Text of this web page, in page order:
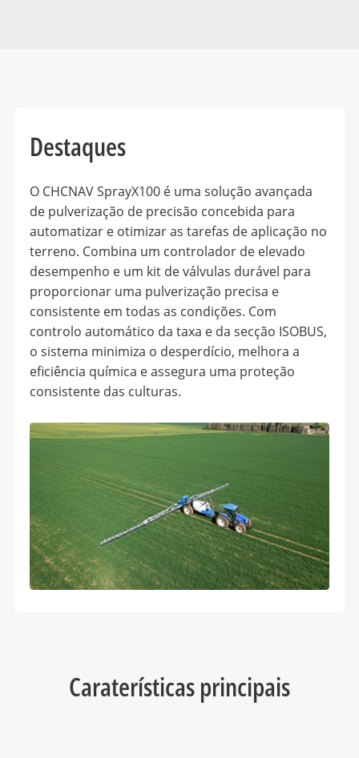
Destaques
O CHCNAV SprayX100 é uma solução avançada
de pulverização de precisão concebida para
automatizar e otimizar as tarefas de aplicação no
terreno. Combina um controlador de elevado
desempenho e um kit de válvulas durável para
proporcionar uma pulverização precisa e
consistente em todas as condições. Com
controlo automático da taxa e da secção ISOBUS,
o sistema minimiza o desperdício, melhora a
eficiência química e assegura uma proteção
consistente das culturas.
Caraterísticas principais